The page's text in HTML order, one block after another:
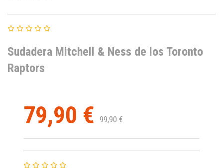
Sudadera Mitchell & Ness de los Toronto
Raptors
79,90 € 99,90 €